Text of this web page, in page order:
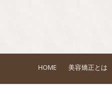
HOME 美容矯正とは